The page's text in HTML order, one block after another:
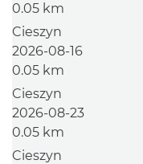
0.05 km
Cieszyn
2026-08-16
0.05 km
Cieszyn
2026-08-23
0.05 km
Cieszyn